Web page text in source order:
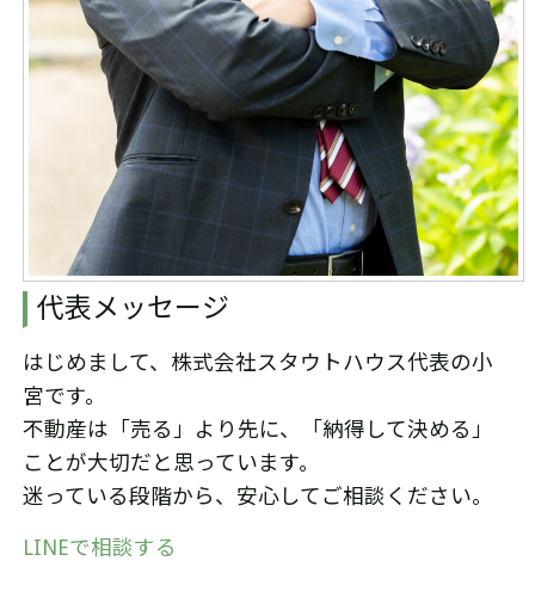
代表メッセージ
はじめまして、株式会社スタウトハウス代表の小
宮です。
不動産は「売る」より先に、「納得して決める」
ことが大切だと思っています。
迷っている段階から、安心してご相談ください。
LINEで相談する